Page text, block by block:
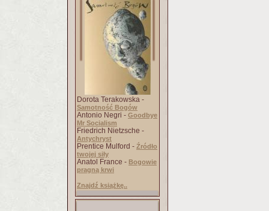
Dorota Terakowska -
Samotność Bogów
Antonio Negri - Goodbye
Mr Socialism
Friedrich Nietzsche -
Antychryst
Prentice Mulford - Źródło
twojej siły
Anatol France - Bogowie
pragną krwi
Znajdź książkę..